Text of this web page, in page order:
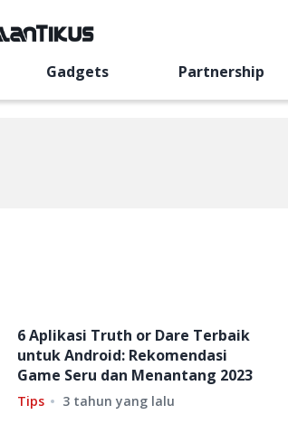
Gadgets Partnership
6 Aplikasi Truth or Dare Terbaik
untuk Android: Rekomendasi
Game Seru dan Menantang 2023
Tips 3 tahun yang lalu